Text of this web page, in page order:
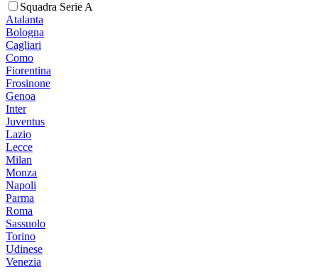
Squadra Serie A
Atalanta
Bologna
Cagliari
Como
Fiorentina
Frosinone
Genoa
Inter
Juventus
Lazio
Lecce
Milan
Monza
Napoli
Parma
Roma
Sassuolo
Torino
Udinese
Venezia